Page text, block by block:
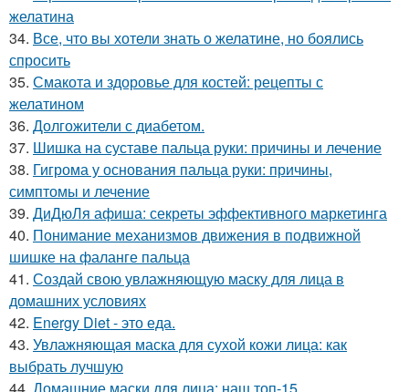
желатина
34. Все, что вы хотели знать о желатине, но боялись
спросить
35. Смакота и здоровье для костей: рецепты с
желатином
36. Долгожители с диабетом.
37. Шишка на суставе пальца руки: причины и лечение
38. Гигрома у основания пальца руки: причины,
симптомы и лечение
39. ДиДюЛя афиша: секреты эффективного маркетинга
40. Понимание механизмов движения в подвижной
шишке на фаланге пальца
41. Создай свою увлажняющую маску для лица в
домашних условиях
42. Energy Diet - это еда.
43. Увлажняющая маска для сухой кожи лица: как
выбрать лучшую
44. Домашние маски для лица: наш топ-15